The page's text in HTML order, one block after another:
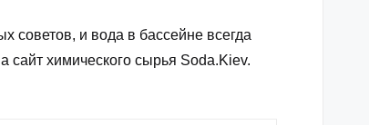
и вода в бассейне всегда
сайт химического сырья Soda.Kiev.